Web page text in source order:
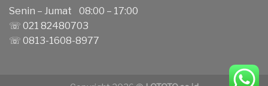
Senin – Jumat 08:00 – 17:00
☏ 021 82480703
☏ 0813-1608-8977